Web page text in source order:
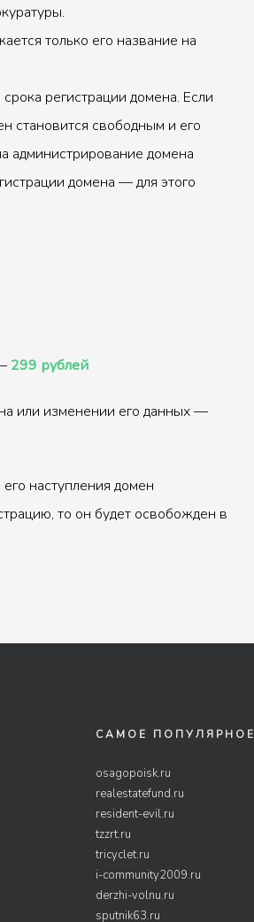
только его название на
регистрации домена. Если
становится свободным и его
администрирование домена
домена — для этого
299 рублей
или изменении его данных —
наступления домен
то он будет освобожден в
САМОЕ ПОПУЛЯРНОЕ
osagopoisk.ru
realestatefund.ru
resident-evil.ru
tzzrt.ru
tricyclet.ru
i-community2009.ru
derzhi-volnu.ru
sputnik63.ru